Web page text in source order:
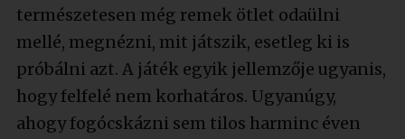
természetesen még remek ötlet odaülni
mellé, megnézni, mit játszik, esetleg ki is
próbálni azt. A játék egyik jellemzője ugyanis,
hogy felfelé nem korhatáros. Ugyanúgy,
ahogy fogócskázni sem tilos harminc éven